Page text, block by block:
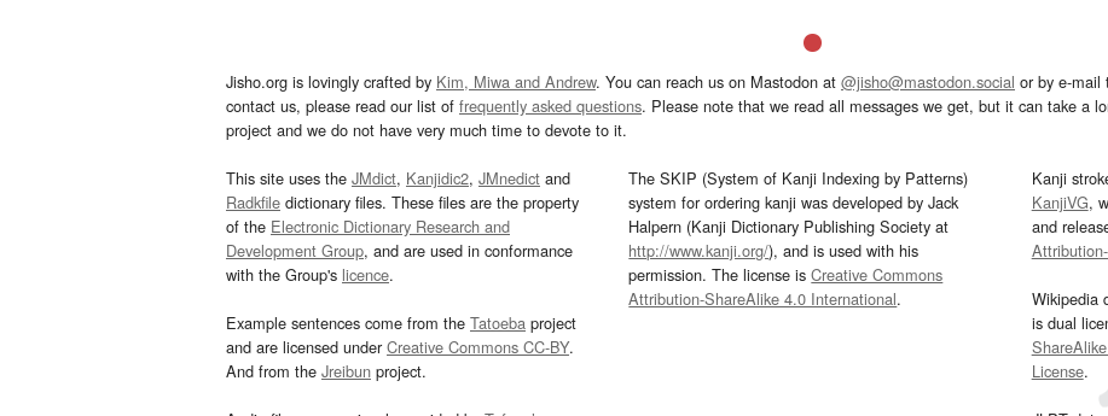
Jisho.org is lovingly crafted by Kim, Miwa and Andrew. You can reach us on Mastodon at @jisho@mastodon.social or by e-mail
contact us, please read our list of frequently asked questions. Please note that we read all messages we get, but it can take a
project and we do not have very much time to devote to it.
This site uses the JMdict, Kanjidic2, JMnedict and
Radkfile dictionary files. These files are the property
of the Electronic Dictionary Research and
Development Group, and are used in conformance
with the Group's licence.
Example sentences come from the Tatoeba project
and are licensed underCreative Commons CC-BY.
And from the Jreibun project.
The SKIP (System of Kanji Indexing by Patterns)
system for ordering kanji was developed by Jack
Halpern (Kanji Dictionary Publishing Society at
http://www.kanji.org/), and is used with his
permission. The license isCreative Commons
Attribution-ShareAlike 4.0 International.
Kanji
KanjiVG,
and
Wikipedia
is dual
License.